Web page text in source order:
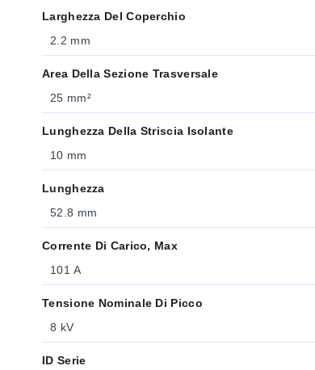
Larghezza Del Coperchio
2.2 mm
Area Della Sezione Trasversale
25 mm²
Lunghezza Della Striscia Isolante
10 mm
Lunghezza
52.8 mm
Corrente Di Carico, Max
101 A
Tensione Nominale Di Picco
8 kV
ID Serie